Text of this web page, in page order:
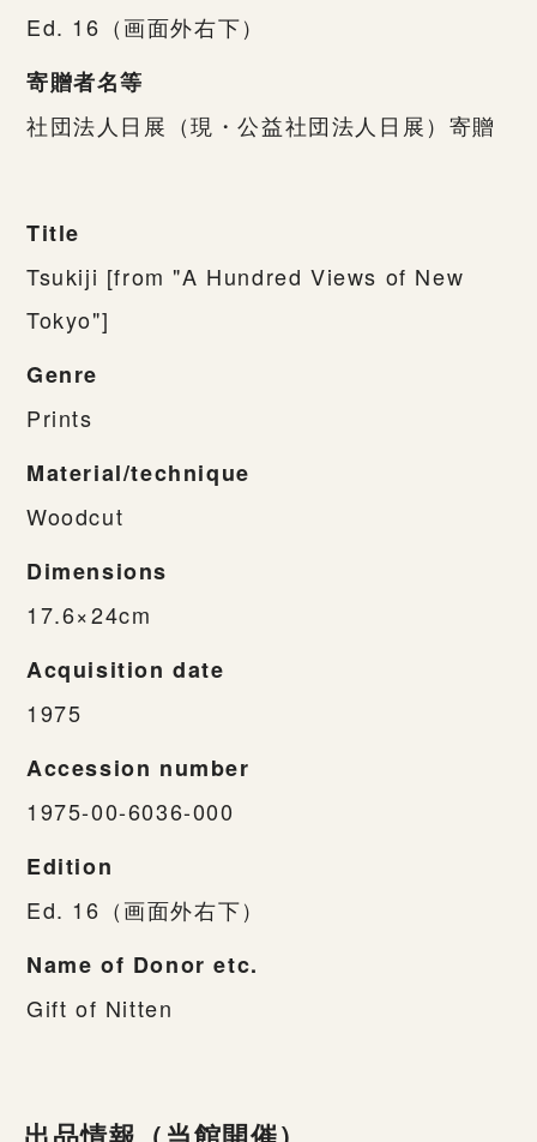
Ed. 16（画面外右下）
寄贈者名等
社団法人日展（現・公益社団法人日展）寄贈
Title
Tsukiji [from "A Hundred Views of New
Tokyo"]
Genre
Prints
Material/technique
Woodcut
Dimensions
17.6×24cm
Acquisition date
1975
Accession number
1975-00-6036-000
Edition
Ed. 16（画面外右下）
Name of Donor etc.
Gift of Nitten